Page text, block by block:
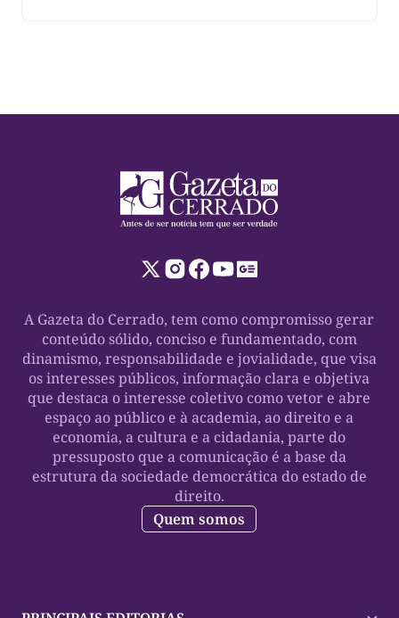
A Gazeta do Cerrado, tem como compromisso gerar
conteúdo sólido, conciso e fundamentado, com
dinamismo, responsabilidade e jovialidade, que visa
os interesses públicos, informação clara e objetiva
que destaca o interesse coletivo como vetor e abre
espaço ao público e à academia, ao direito e a
economia, a cultura e a cidadania, parte do
pressuposto que a comunicação é a base da
estrutura da sociedade democrática do estado de
direito.
Quem somos